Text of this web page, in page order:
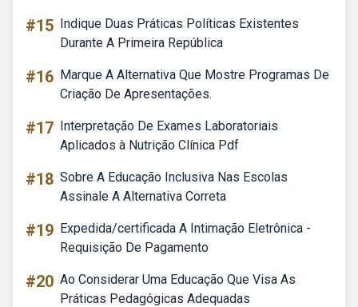
#15 Indique Duas Práticas Políticas Existentes
Durante A Primeira República
#16 Marque A Alternativa Que Mostre Programas De
Criação De Apresentações.
#17 Interpretação De Exames Laboratoriais
Aplicados à Nutrição Clínica Pdf
#18 Sobre A Educação Inclusiva Nas Escolas
Assinale A Alternativa Correta
#19 Expedida/certificada A Intimação Eletrônica -
Requisição De Pagamento
#20 Ao Considerar Uma Educação Que Visa As
Práticas Pedagógicas Adequadas